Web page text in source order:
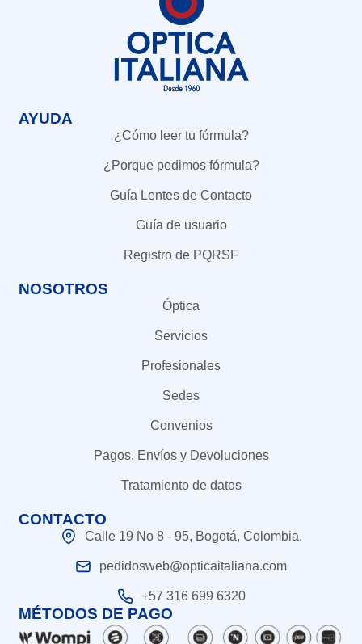
AYUDA
¿Cómo leer tu fórmula?
¿Porque pedimos fórmula?
Guía Lentes de Contacto
Guía de usuario
Registro de PQRSF
NOSOTROS
Óptica
Servicios
Profesionales
Sedes
Convenios
Pagos, Envíos y Devoluciones
Tratamiento de datos
CONTACTO
Calle 19 No 8 - 95, Bogotá, Colombia.
pedidosweb@opticaitaliana.com
+57 316 699 6320
MÉTODOS DE PAGO